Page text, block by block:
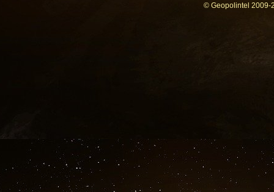
punissables, ne sont pas du goût de la
y inclut notamment la « satire politique », la
anti-LGBTIQ », les « contenus anti-élite » ou
© Geopolintel 2009-